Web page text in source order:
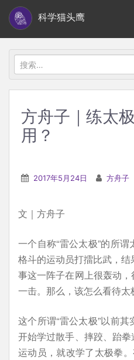
i
科学猫头鹰
搜
索：
方舟子｜练太
用？
2017年5月24日 方舟子
文｜方舟子
一个自称“雷公太极”的所
格斗的运动员打擂比武，
事这一阵子在网上很轰动
一击。那么，该怎么看待太
这个所谓“雷公太极”以前
开始学过散手、摔跤、跆
运动员，就改学了太极拳